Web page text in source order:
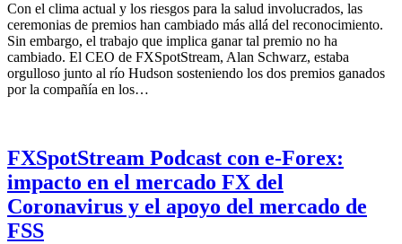
Con el clima actual y los riesgos para la salud involucrados, las
ceremonias de premios han cambiado más allá del reconocimiento.
Sin embargo, el trabajo que implica ganar tal premio no ha
cambiado. El CEO de FXSpotStream, Alan Schwarz, estaba
orgulloso junto al río Hudson sosteniendo los dos premios ganados
por la compañía en los…
FXSpotStream Podcast con e-Forex:
impacto en el mercado FX del
Coronavirus y el apoyo del mercado de
FSS